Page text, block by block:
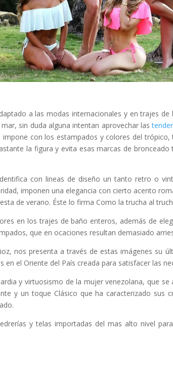
a las modas internacionales y en trajes
sin duda alguna intentan aprovechar las
impone con los estampados y colores del
la figura y evita esas marcas de
con lineas de diseño un tanto retro o
imponen una elegancia con cierto acento
de verano. Éste lo firma Como la trucha al
en los trajes de baño enteros, además de
que en ocaciones resultan demasiado
nos presenta a través de estas imágenes su
en el Oriente del País creada para satisfacer las
y virtuosismo de la mujer venezolana, que
y un toque Clásico que ha caracterizado sus
y telas importadas del mas alto nivel